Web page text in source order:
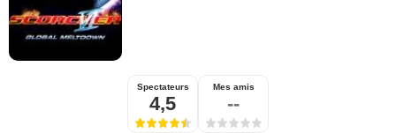
Spectateurs
4,5
Mes amis
--